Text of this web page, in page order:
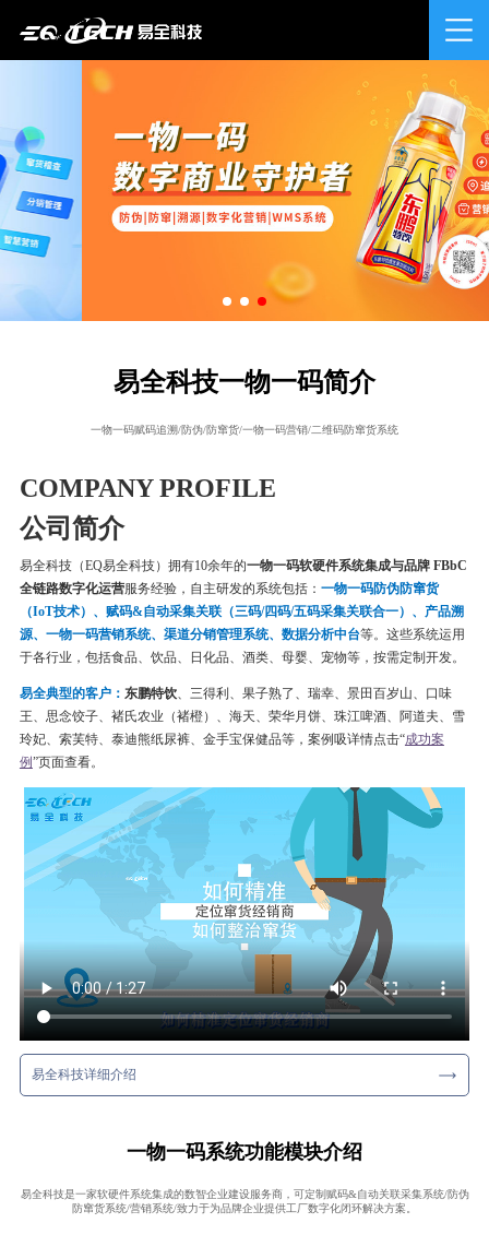
易全科技一物一码简介
一物一码赋码追溯/防伪/防窜货/一物一码营销/二维码防窜货系统
COMPANY PROFILE
公司简介
易全科技（EQ易全科技）拥有10余年的一物一码软硬件系统集成与品牌 FBbC
全链路数字化运营服务经验，自主研发的系统包括： 一物一码防伪防窜货
（IoT技术）、赋码&自动采集关联（三码/四码/五码采集关联合一）、产品溯
源、一物一码营销系统、渠道分销管理系统、数据分析中台等。这些系统运用
于各行业，包括食品、饮品、日化品、酒类、母婴、宠物等，按需定制开发。
易全典型的客户： 东鹏特饮、三得利、果子熟了、瑞幸、 景田百岁山、口味
王、思念饺子、 褚氏农业（褚橙）、 海天、荣华月饼、 珠江啤酒、 阿道夫、雪
玲妃、索芙特、泰迪熊纸尿裤、金手宝保健品等，案例吸详情点击“成功案
例”页面查看。
易全科技详细介绍
一物一码系统功能模块介绍
易全科技是一家软硬件系统集成的数智企业建设服务商，可定制赋码&自动关联采集系统/防伪
防窜货系统/营销系统/致力于为品牌企业提供工厂数字化闭环解决方案。